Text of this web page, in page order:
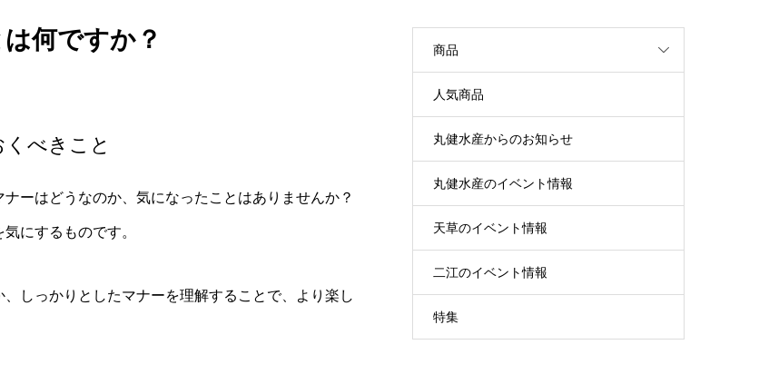
何ですか？
べきこと
ーはどうなのか、気になったことはありませんか？
にするものです。
しっかりとしたマナーを理解することで、より楽し
商品
人気商品
丸健水産からのお知らせ
丸健水産のイベント情報
天草のイベント情報
二江のイベント情報
特集